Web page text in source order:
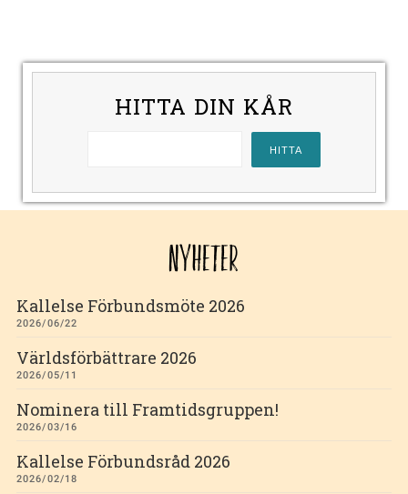
HITTA DIN KÅR
NYHETER
Kallelse Förbundsmöte 2026
2026/06/22
Världsförbättrare 2026
2026/05/11
Nominera till Framtidsgruppen!
2026/03/16
Kallelse Förbundsråd 2026
2026/02/18